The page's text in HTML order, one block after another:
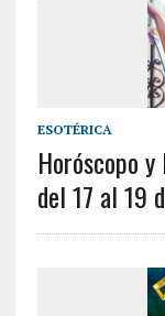
ESOTÉRICA
Horóscopo
del 17 al 19